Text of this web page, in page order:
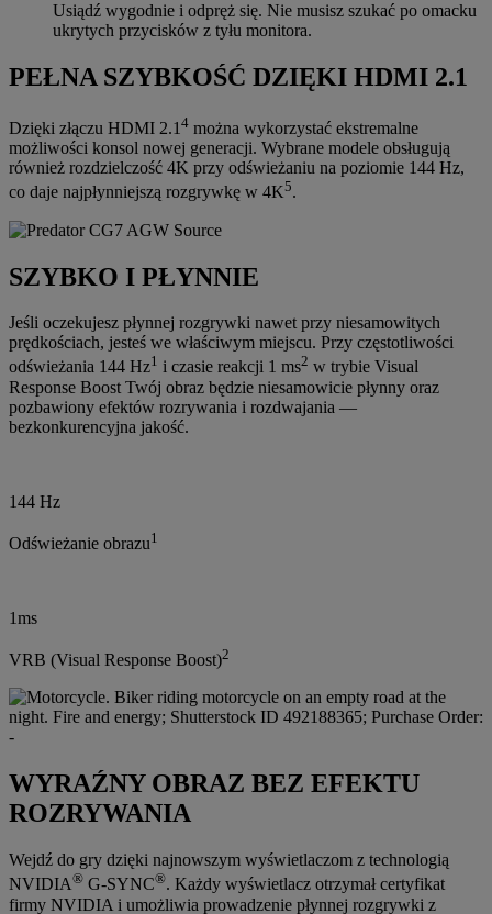
Usiądź wygodnie i odpręż się. Nie musisz szukać po omacku
ukrytych przycisków z tyłu monitora.
PEŁNA SZYBKOŚĆ DZIĘKI HDMI 2.1
Dzięki złączu HDMI 2.1 4 można wykorzystać ekstremalne
możliwości konsol nowej generacji. Wybrane modele obsługują
również rozdzielczość 4K przy odświeżaniu na poziomie 144 Hz,
co daje najpłynniejszą rozgrywkę w 4K5.
SZYBKO I PŁYNNIE
Jeśli oczekujesz płynnej rozgrywki nawet przy niesamowitych
prędkościach, jesteś we właściwym miejscu. Przy częstotliwości
odświeżania 144 Hz1 i czasie reakcji 1 ms2 w trybie Visual
Response Boost Twój obraz będzie niesamowicie płynny oraz
pozbawiony efektów rozrywania i rozdwajania —
bezkonkurencyjna jakość.
144 Hz
Odświeżanie obrazu1
1ms
VRB (Visual Response Boost)2
WYRAŹNY OBRAZ BEZ EFEKTU
ROZRYWANIA
Wejdź do gry dzięki najnowszym wyświetlaczom z technologią
NVIDIA® G-SYNC®. Każdy wyświetlacz otrzymał certyfikat
firmy NVIDIA i umożliwia prowadzenie płynnej rozgrywki z